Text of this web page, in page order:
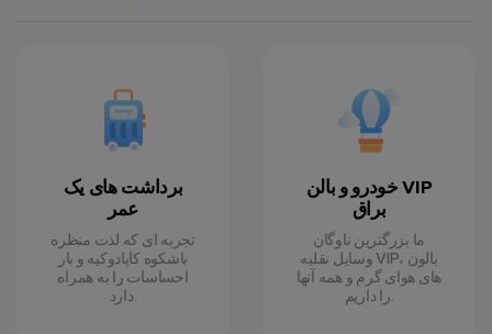
برداشت های یک
عمر
تجربه ای که لذت منظره
باشکوه کاپادوکیه و بار
احساسات را به همراه
دارد.
خودرو و بالن VIP
براق
ما بزرگترین ناوگان
وسایل نقلیه VIP، بالون
های هوای گرم و همه آنها
را داریم.